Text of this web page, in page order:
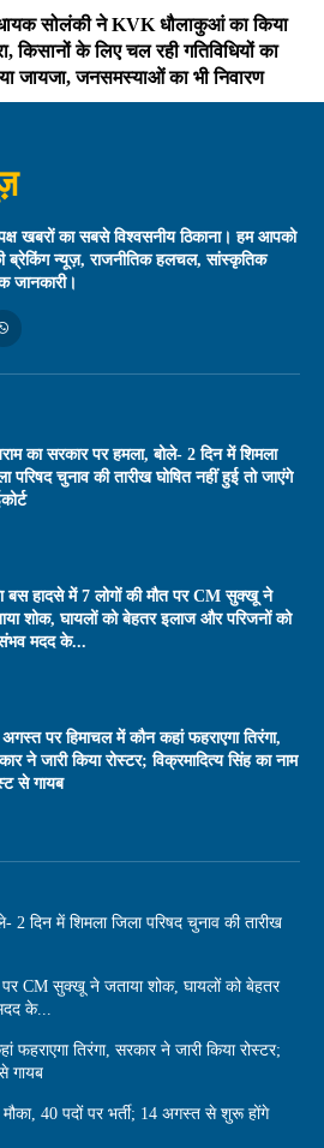
सोलंकी ने KVK धौलाकुआं का किया
किसानों के लिए चल रही गतिविधियों का
जायजा, जनसमस्याओं का भी निवारण
खबरों का सबसे विश्वसनीय ठिकाना। हम आपको
ब्रेकिंग न्यूज़, राजनीतिक हलचल, सांस्कृतिक
जानकारी।
का सरकार पर हमला, बोले- 2 दिन में शिमला
परिषद चुनाव की तारीख घोषित नहीं हुई तो जाएंगे
बस हादसे में 7 लोगों की मौत पर CM सुक्खू ने
शोक, घायलों को बेहतर इलाज और परिजनों को
मदद के...
पर हिमाचल में कौन कहां फहराएगा तिरंगा,
ने जारी किया रोस्टर; विक्रमादित्य सिंह का नाम
से गायब
2 दिन में शिमला जिला परिषद चुनाव की तारीख
पर CM सुक्खू ने जताया शोक, घायलों को बेहतर
के...
तिरंगा, सरकार ने जारी किया रोस्टर;
गायब
40 पदों पर भर्ती; 14 अगस्त से शुरू होंगे